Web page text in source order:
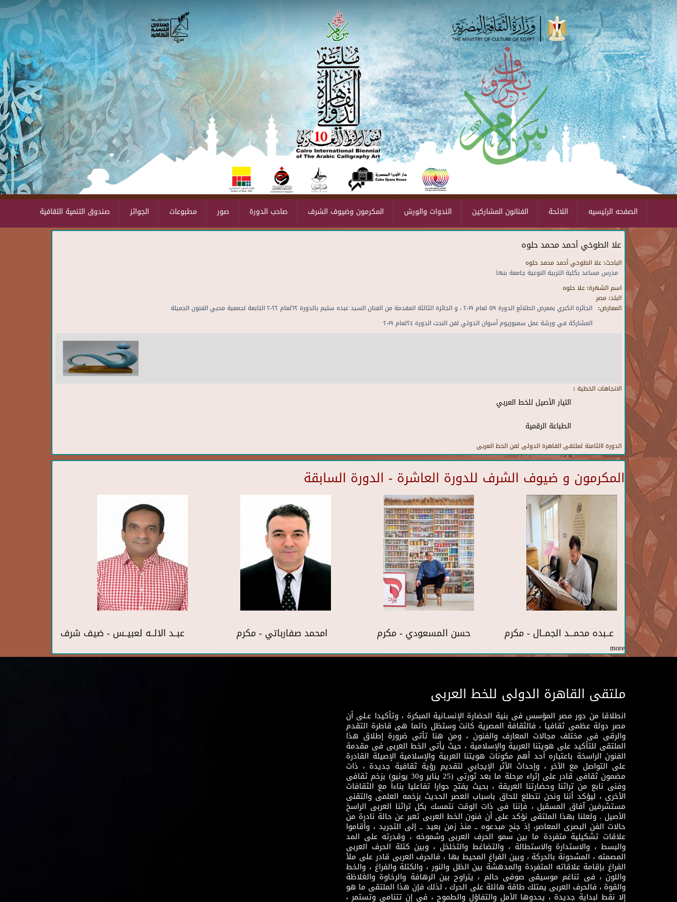
Skip to main content
صندوق التنمية الثقافية الجوائز مطبوعات صور صاحب الدورة المكرمون وضيوف الشرف الندوات والورش الفنانون المشاركين اللائحة الصفحه الرئيسيه
علا الطوخي أحمد محمد حلوه
الباحث: علا الطوخي أحمد محمد حلوه
مدرس مساعد بكلية التربية النوعية جامعة بنها
اسم الشهرة: علا حلوه
البلد: مصر
المعارض: الجائزة الكبري بمعرض الطلائع الدورة ٥٩ لعام ٢٠١٩ ، و الجائزة الثالثة المقدمة من الفنان السيد عبده سليم بالدورة ٦٢لعام ٢٠٢٢ التابعة لجمعية محبي الفنون الجميلة
المشاركة في ورشة عمل سمبوزيوم أسوان الدولي لفن النحت الدورة ٢٤لعام ٢٠١٩
الاتجاهات الخطية :
التيار الأصيل للخط العربي
الطباعة الرقمية
الدورة االثامنة لملتقى القاهرة الدولى لفن الخط العريى
المكرمون و ضيوف الشرف للدورة العاشرة - الدورة السابقة
عبــد الالــه لعبيــس - ضيف شرف امحمد صفارباتي - مكرم حسن المسعودي - مكرم عــبده محمـــد الجمــال - مكرم
more
ملتقى القاهرة الدولى للخط العربى
انطلاقا من دور مصر المؤسس فى بنية الحضارة الإنسـانية المبكرة ، وتأكيدا عـلى أن
مصر دولة عظمى ثقافيا ، فالثقافة المصرية كانت وستظل دائما هى قاطرة التقدم
والرقى فى مختلف مجالات المعارف والفنون ، ومن هنا تأتى ضرورة إطلاق هذا
الملتقى للتأكيد على هويتنا العربية والإسلامية ، حيث يأتى الخط العربى فى مقدمة
الفنون الراسخة باعتباره أحد أهم مكونات هويتنا العربية والإسلامية الإصيلة القادرة
على التواصل مع الآخر ، وإحداث الأثر الإيجابي لتقديم رؤية ثقافية جديدة ، ذات
مضمون ثقافى قادر على إثراء مرحلة ما بعد ثورتى (25 يناير و30 يونيو) بزخم ثقافى
وفنى نابع من تراثنا وحضارتنا العريقة ، بحيث يفتح حوارا تفاعليا بناءاً مع الثقافات
الأخرى ، ليؤكد أننا ونحن نتطلع للحاق باسباب العصر الحديث بزخمه العلمى والتقنى
مستشرفين آفاق المسقبل ، فإننا فى ذات الوقت نتمسك بكل تراثنا العربى الراسخ
الأصيل . ولعلنا بهذا الملتقى نؤكد على أن فنون الخط العربى تعبر عن حالة نادرة من
حالات الفن البصرى المعاصر، إذ جنح مبدعوه ــ منذ زمن بعيد ــ إلى التجريد ، وأقاموا
علاقات تشكيلية متفردة ما بين سمو الحرف العربى وشموخه ، وقدرته على المد
والبسط ، والاستدارة والاستطالة ، والتضاغط والتخلخل ، وبين كتلة الحرف العربى
المصمته ، المشحونة بالحركة ، وبين الفراغ المحيط بها ، فالحرف العربى قادر على ملأ
الفراغ بإقامة علاقاته المتفردة والمدهشة بين الظل والنور ، والكتلة والفراغ ، والخط
واللون ، فى تناغم موسيقى صوفى حالم ، يتراوح بين الرهافة والرخاوة والغلاظة
والقوة ، فالحرف العربى يمتلك طاقة هائلة على الحرك ، لذلك فإن هذا الملتقى ما هو
إلا نقط لبداية جديدة ، يحدوها الأمل والتفاؤل والطموح ، فى إن تتنامى وتستمر ،